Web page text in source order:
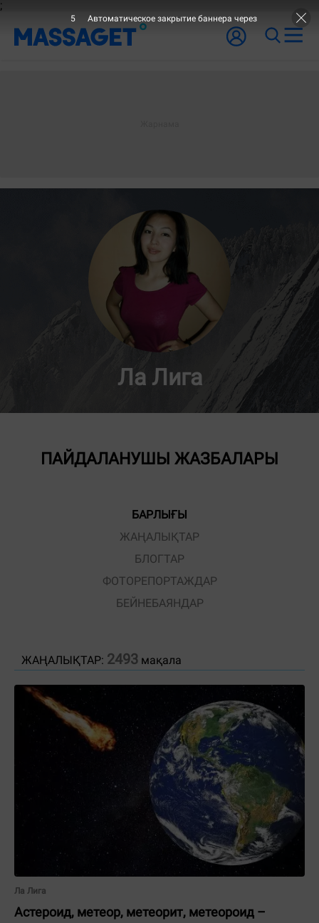
;
Ла Лига
ПАЙДАЛАНУШЫ ЖАЗБАЛАРЫ
БАРЛЫҒЫ
ЖАҢАЛЫҚТАР
БЛОГТАР
ФОТОРЕПОРТАЖДАР
БЕЙНЕБАЯНДАР
ЖАҢАЛЫҚТАР: 2493 мақала
Ла Лига
Астероид, метеор, метеорит, метеороид –
4 Автоматическое закрытие баннера через